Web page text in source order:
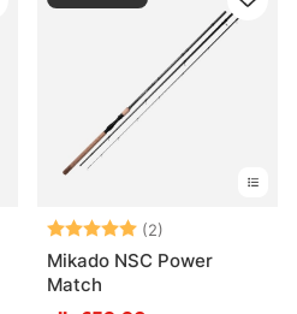
Arvio: (2)
Mikado NSC Power
Match